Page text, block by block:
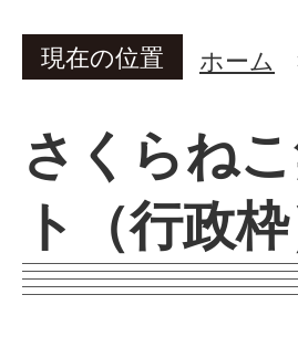
現在の位置 ホーム
さくらね
ト（行政